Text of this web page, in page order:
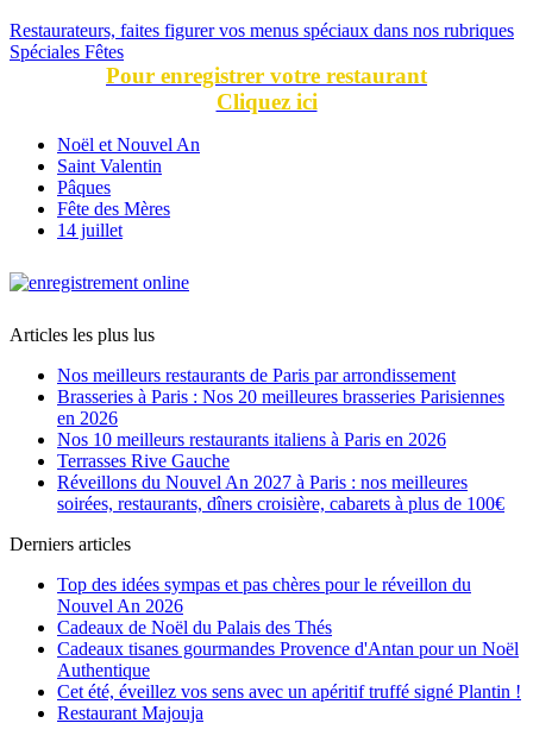
Restaurateurs, faites figurer vos menus spéciaux dans nos rubriques
Spéciales Fêtes
Pour enregistrer votre restaurant
Cliquez ici
Noël et Nouvel An
Saint Valentin
Pâques
Fête des Mères
14 juillet
Articles les plus lus
Nos meilleurs restaurants de Paris par arrondissement
Brasseries à Paris : Nos 20 meilleures brasseries Parisiennes
en 2026
Nos 10 meilleurs restaurants italiens à Paris en 2026
Terrasses Rive Gauche
Réveillons du Nouvel An 2027 à Paris : nos meilleures
soirées, restaurants, dîners croisière, cabarets à plus de 100€
Derniers articles
Top des idées sympas et pas chères pour le réveillon du
Nouvel An 2026
Cadeaux de Noël du Palais des Thés
Cadeaux tisanes gourmandes Provence d'Antan pour un Noël
Authentique
Cet été, éveillez vos sens avec un apéritif truffé signé Plantin !
Restaurant Majouja